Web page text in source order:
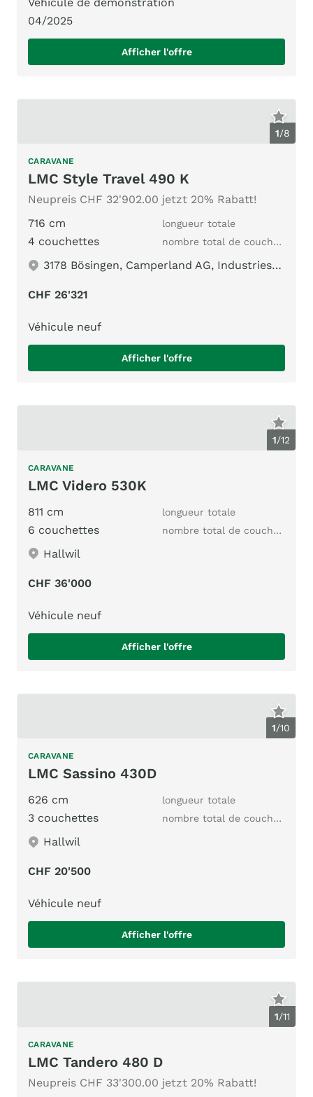
04/2025
Afficher l'offre
1/8
CARAVANE
LMC Style Travel 490 K
Neupreis CHF 32'902.00 jetzt 20% Rabatt!
716 cm
longueur totale
4 couchettes nombre total de couchages
3178 Bösingen, Camperland AG, Industriestrasse 190
CHF 26'321
Véhicule neuf
Afficher l'offre
1/12
CARAVANE
LMC Videro 530K
811 cm longueur totale
6 couchettes nombre total de couchages
Hallwil
CHF 36'000
Véhicule neuf
Afficher l'offre
1/10
CARAVANE
LMC Sassino 430D
626 cm longueur totale
3 couchettes nombre total de couchages
Hallwil
CHF 20'500
Véhicule neuf
Afficher l'offre
1/11
CARAVANE
LMC Tandero 480 D
Neupreis CHF 33'300.00 jetzt 20% Rabatt!